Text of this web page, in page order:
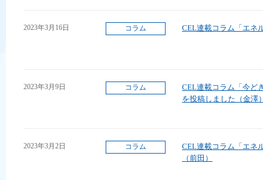
2023年3月16日 コラム CEL連載コラム「エネ
2023年3月9日 コラム
CEL連載コラム「今ど
を投稿しました（金澤
2023年3月2日 コラム
CEL連載コラム「エネ
（前田）